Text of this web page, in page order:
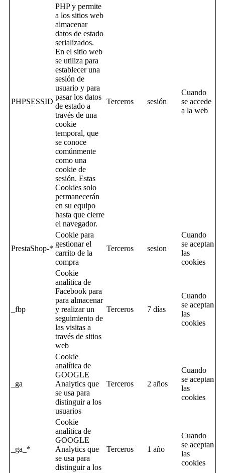
PHPSESSID
PHP y permite
a los sitios web
almacenar
datos de estado
serializados.
En el sitio web
se utiliza para
establecer una
sesión de
usuario y para
pasar los datos
de estado a
través de una
cookie
temporal, que
se conoce
comúnmente
como una
cookie de
sesión. Estas
Cookies solo
permanecerán
en su equipo
hasta que cierre
el navegador.
Terceros sesión
Cuando
se accede
a la web
PrestaShop-*
Cookie para
gestionar el
carrito de la
compra
Terceros sesion
Cuando
se aceptan
las
cookies
_fbp
Cookie
analítica de
Facebook para
para almacenar
y realizar un
seguimiento de
las visitas a
través de sitios
web
Terceros 7 días
Cuando
se aceptan
las
cookies
_ga
Cookie
analítica de
GOOGLE
Analytics que
se usa para
distinguir a los
usuarios
Terceros 2 años
Cuando
se aceptan
las
cookies
_ga_*
Cookie
analítica de
GOOGLE
Analytics que
se usa para
distinguir a los
Terceros 1 año
Cuando
se aceptan
las
cookies